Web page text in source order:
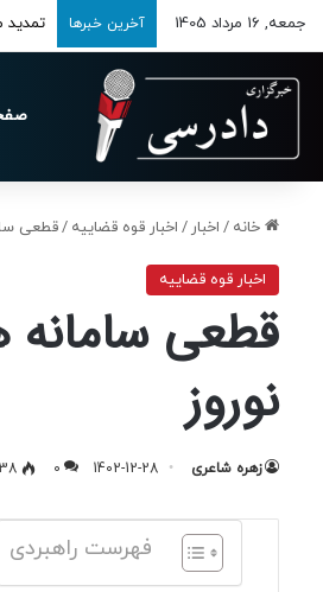
جمعه, 16 مرداد 1405 آخرین خبرها تمدید
خانه / اخبار / اخبار قوه قضاییه /قطعی
اخبار قوه قضاییه
قطعی سامانه
نوروز
زهره شاعری 1402-12-28
0
38
فهرست راهبردی